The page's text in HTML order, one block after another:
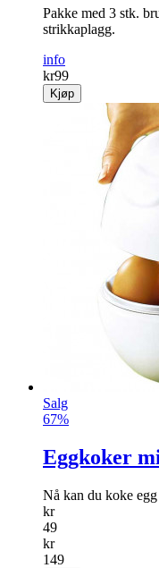
Pakke med 3 stk.
strikkaplagg.
info
kr99
Kjøp
Salg
67%
Eggkoker
Nå kan du koke
kr
49
kr
149